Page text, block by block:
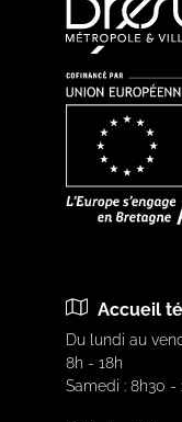
Accueil
Du lundi au
8h - 18h
Samedi : 8h30 -